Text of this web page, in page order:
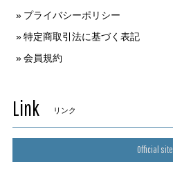
プライバシーポリシー
特定商取引法に基づく表記
会員規約
Link リンク
Official site